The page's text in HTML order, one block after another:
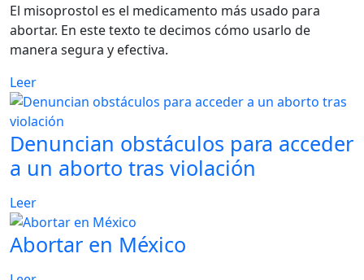
El misoprostol es el medicamento más usado para
abortar. En este texto te decimos cómo usarlo de
manera segura y efectiva.
Leer
Denuncian obstáculos para acceder
a un aborto tras violación
Leer
Abortar en México